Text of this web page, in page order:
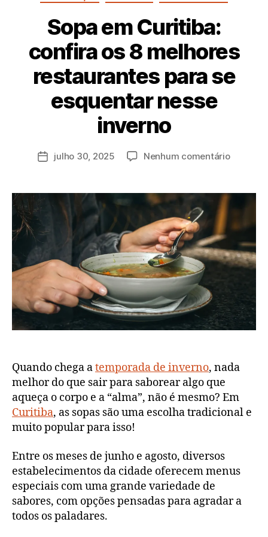
Sopa em Curitiba:
confira os 8 melhores
restaurantes para se
esquentar nesse
inverno
P
o
r
d
julho 30, 2025 Nenhum comentário
Quando chega atemporada de inverno, nada
melhor do que sair para saborear algo que
aqueça o corpo e a “alma”, não é mesmo? Em
Curitiba, as sopas são uma escolha tradicional e
muito popular para isso!
Entre os meses de junho e agosto, diversos
estabelecimentos da cidade oferecem menus
especiais com uma grande variedade de
sabores, com opções pensadas para agradar a
todos os paladares.